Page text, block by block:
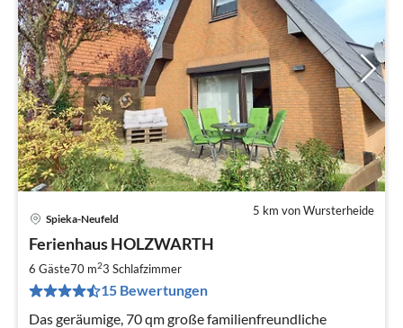
5 km von Wursterheide
Spieka-Neufeld
Ferienhaus HOLZWARTH
6 Gäste70 m23 Schlafzimmer
15 Bewertungen
Das geräumige, 70 qm große familienfreundliche